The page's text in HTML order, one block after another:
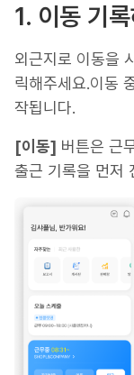
1. 이동 기록
외근지로 이동을
릭해주세요.이동
작됩니다.
[이동] 버튼은 근
출근 기록을 먼저